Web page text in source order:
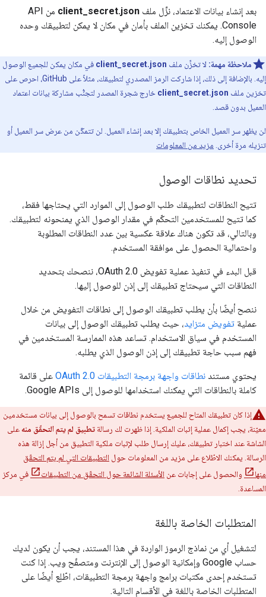
بعد إنشاء بيانات الاعتماد، نزِّل ملف client_secret.json
من API
Console. يمكنك تخزين الملف بأمان في مكان لا يمكن لتطبيقك وحده
الوصول إليه.
ملاحظة مهمة: لا تخزِّن ملف client_secret.json في مكان يمكن للجميع الوصول
إليه. بالإضافة إلى ذلك، إذا شاركت الرمز المصدري لتطبيقك، مثلاً على GitHub، احرص على
تخزين ملف client_secret.json خارج شجرة المصدر لتجنُّب مشاركة بيانات اعتماد
العميل بدون قصد.
لن يظهر سر العميل الخاص بتطبيقك إلا بعد إنشاء العميل. لن تتمكّن من عرض سر العميل أو
تنزيله مرة أخرى. مزيد من المعلومات
تحديد نطاقات الوصول
تتيح النطاقات لتطبيقك طلب الوصول إلى الموارد التي يحتاجها فقط،
كما تتيح للمستخدمين التحكّم في مقدار الوصول الذي يمنحونه لتطبيقك.
وبالتالي، قد تكون هناك علاقة عكسية بين عدد النطاقات المطلوبة
واحتمالية الحصول على موافقة المستخدم.
قبل البدء في تنفيذ عملية تفويض OAuth 2.0، ننصحك بتحديد
النطاقات التي سيحتاج تطبيقك إلى إذن للوصول إليها.
ننصح أيضًا بأن يطلب تطبيقك الوصول إلى نطاقات التفويض من خلال
عملية تفويض متزايد، حيث يطلب تطبيقك الوصول إلى بيانات
المستخدم في سياق الاستخدام. تساعد هذه الممارسة المستخدمين في
فهم سبب حاجة تطبيقك إلى إذن الوصول الذي يطلبه.
يحتوي مستند نطاقات واجهة برمجة التطبيقات OAuth 2.0
على قائمة
كاملة بالنطاقات التي يمكنك استخدامها للوصول إلى Google APIs.
إذا كان تطبيقك المتاح للجميع يستخدم نطاقات تسمح بالوصول إلى بيانات مستخدمين
معيّنة، يجب إكمال عملية إثبات الملكية. إذا ظهرت لك رسالة تطبيق لم يتم التحقّق منه على
الشاشة عند اختبار تطبيقك، عليك إرسال طلب لإثبات ملكية التطبيق من أجل إزالة هذه
الرسالة. يمكنك الاطّلاع على مزيد من المعلومات حول التطبيقات التي لم يتم التحقّق
منها
والحصول على إجابات عن الأسئلة الشائعة حول التحقّق من التطبيقات
في مركز
المساعدة.
المتطلبات الخاصة باللغة
لتشغيل أي من نماذج الرموز الواردة في هذا المستند، يجب أن يكون لديك
حساب Google وإمكانية الوصول إلى الإنترنت ومتصفّح ويب. إذا كنت
تستخدم إحدى مكتبات برامج واجهة برمجة التطبيقات، اطّلِع أيضًا على
المتطلبات الخاصة باللغة في الأقسام التالية.